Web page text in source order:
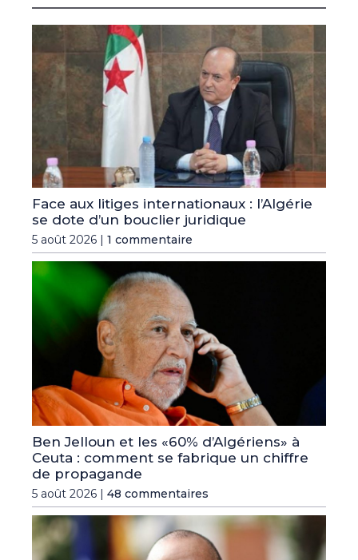
Face aux litiges internationaux : l’Algérie
se dote d’un bouclier juridique
5 août 2026 | 1 commentaire
Ben Jelloun et les «60% d’Algériens» à
Ceuta : comment se fabrique un chiffre
de propagande
5 août 2026 | 48 commentaires